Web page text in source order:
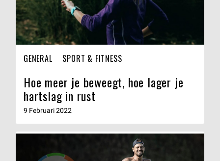
GENERAL SPORT & FITNESS
Hoe meer je beweegt, hoe lager je
hartslag in rust
9 Februari 2022